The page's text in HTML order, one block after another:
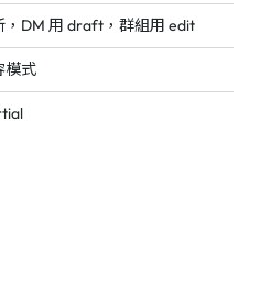
，DM 用 draft，群組用 edit
模式